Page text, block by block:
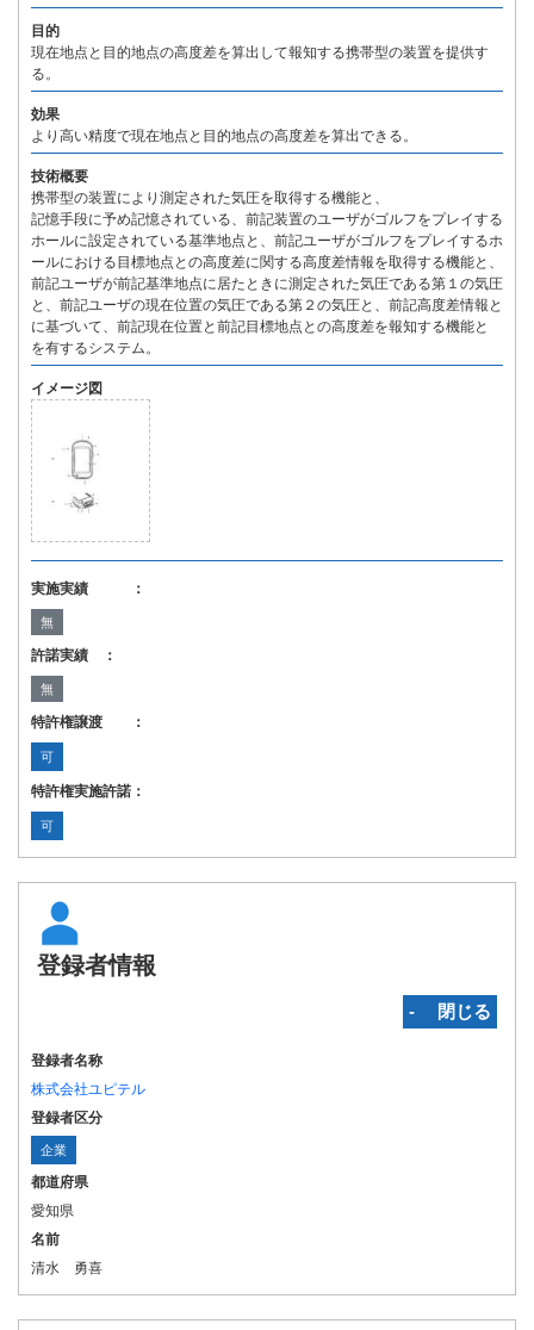
目的
現在地点と目的地点の高度差を算出して報知する携帯型の装置を提供す
る。
効果
より高い精度で現在地点と目的地点の高度差を算出できる。
技術概要
携帯型の装置により測定された気圧を取得する機能と、
記憶手段に予め記憶されている、前記装置のユーザがゴルフをプレイする
ホールに設定されている基準地点と、前記ユーザがゴルフをプレイするホ
ールにおける目標地点との高度差に関する高度差情報を取得する機能と、
前記ユーザが前記基準地点に居たときに測定された気圧である第１の気圧
と、前記ユーザの現在位置の気圧である第２の気圧と、前記高度差情報と
に基づいて、前記現在位置と前記目標地点との高度差を報知する機能と
を有するシステム。
イメージ図
実施実績 ：
無
許諾実績 ：
無
特許権譲渡 ：
可
特許権実施許諾：
可
登録者情報
‐ 閉じる
登録者名称
株式会社ユピテル
登録者区分
企業
都道府県
愛知県
名前
清水 勇喜